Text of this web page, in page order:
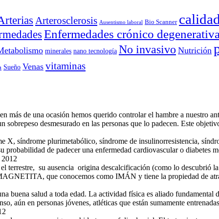
Arterosclerosis Ausentismo laboral Bio Scanner
Enfermedades crónico
minerales nano tecnología No invasivo Nutrición
Sueño Venas vitaminas
más de una ocasión hemos querido controlar el hambre a nuestro
sobrepeso desmesurado en las personas que lo padecen. Este
X, síndrome plurimetabólico, síndrome de insulinorresistencia,
probabilidad de padecer una enfermedad cardiovascular o
2012
terrestre, su ausencia origina descalcificación (como lo descubrió
que conocemos como IMÁN y tiene la propiedad de
buena salud a toda edad. La actividad física es aliado
aún en personas jóvenes, atléticas que están sumamente